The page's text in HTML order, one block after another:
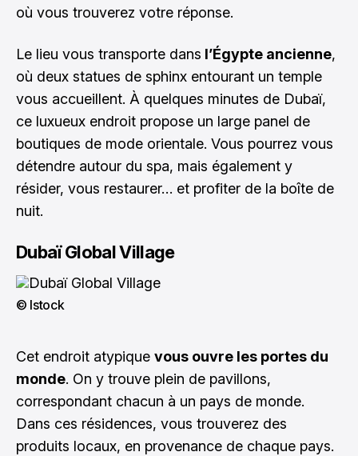
où vous trouverez votre réponse.
Le lieu vous transporte dans l’Égypte ancienne,
où deux statues de sphinx entourant un temple
vous accueillent. À quelques minutes de Dubaï,
ce luxueux endroit propose un large panel de
boutiques de mode orientale. Vous pourrez vous
détendre autour du spa, mais également y
résider, vous restaurer… et profiter de la boîte de
nuit.
Dubaï Global Village
© Istock
Cet endroit atypique vous ouvre les portes du
monde. On y trouve plein de pavillons,
correspondant chacun à un pays de monde.
Dans ces résidences, vous trouverez des
produits locaux, en provenance de chaque pays.